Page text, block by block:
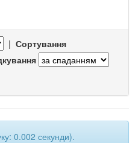
| Сортування
0.002 секунди).